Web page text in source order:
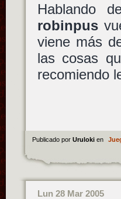
Hablando
robinpus
viene más
las cosas
recomiendo
Publicado por Uruloki en
Lun 28 Mar 2005